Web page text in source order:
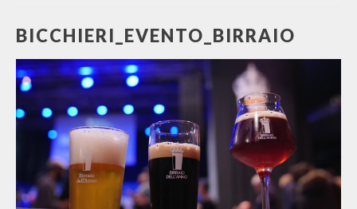
BICCHIERI_EVENTO_BIRRAIO